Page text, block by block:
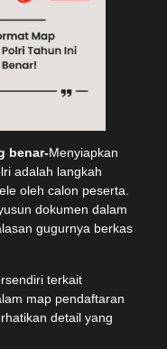
benar-Menyiapkan
adalah langkah
oleh calon peserta.
dokumen dalam
gugurnya berkas
terkait
map pendaftaran
detail yang